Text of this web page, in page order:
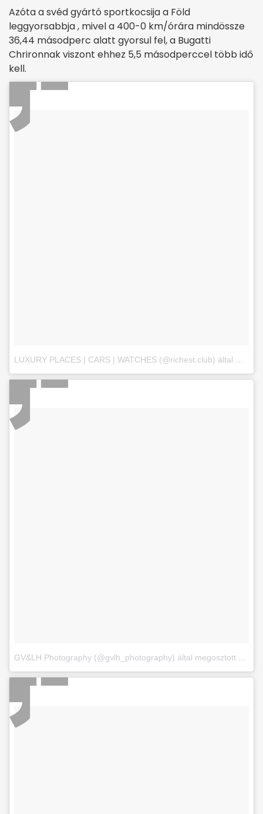
Azóta a svéd gyártó sportkocsija a Föld
leggyorsabbja , mivel a 400-0 km/órára mindössze
36,44 másodperc alatt gyorsul fel, a Bugatti
Chrironnak viszont ehhez 5,5 másodperccel több idő
kell.
LUXURY PLACES | CARS | WATCHES (@richest.club) által megosztott bejegyzés
GV&LH Photography (@gvlh_photography) által megosztott bejegyzés